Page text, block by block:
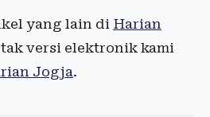
yang lain di Harian
versi elektronik kami
Jogja.